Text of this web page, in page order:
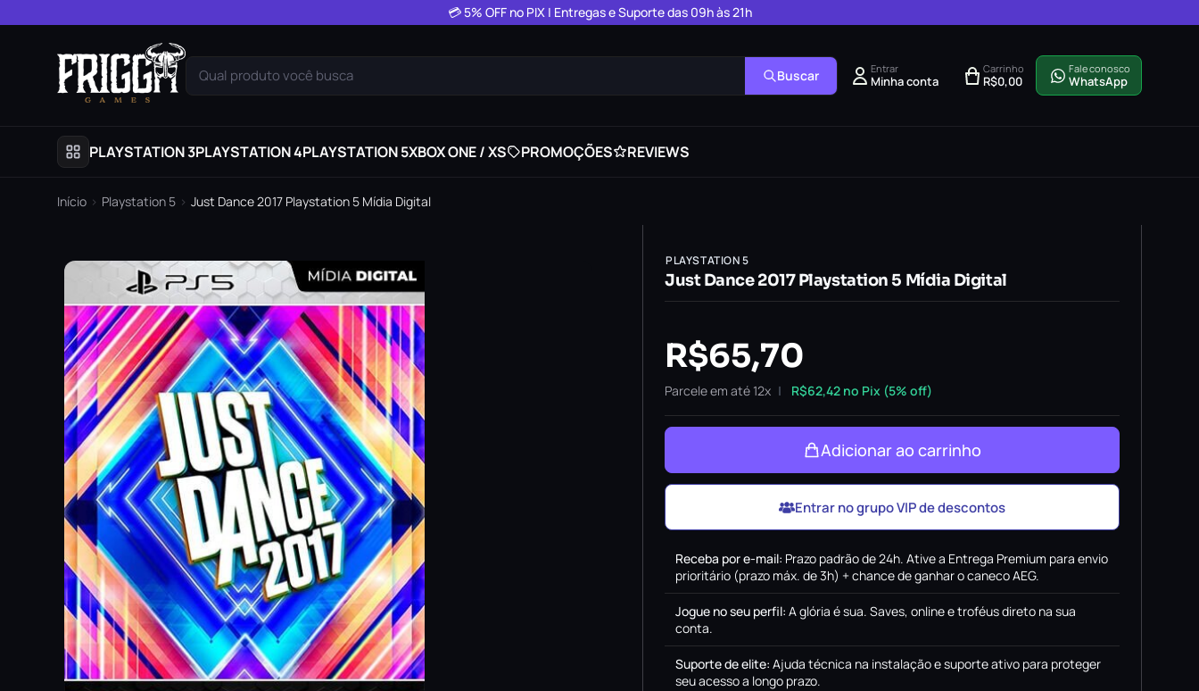
💳 5% OFF no PIX | Entregas e Suporte das 09h às 21h
Qual produto você busca Buscar Entrar
Minha conta
Carrinho
R$0,00
Fale conosco
WhatsApp
PLAYSTATION 3PLAYSTATION 4PLAYSTATION 5XBOX ONE / XS PROMOÇÕES REVIEWS
Início › Playstation 5 › Just Dance 2017 Playstation 5 Mídia Digital
PLAYSTATION 5
Just Dance 2017 Playstation 5 Mídia Digital
R$65,70
Parcele em até 12x R$62,42 no Pix (5% off)
Adicionar ao carrinho
Entrar no grupo VIP de descontos
Receba por e-mail: Prazo padrão de 24h. Ative a Entrega Premium para envio
prioritário (prazo máx. de 3h) + chance de ganhar o caneco AEG.
Jogue no seu perfil: A glória é sua. Saves, online e troféus direto na sua
conta.
Suporte de elite: Ajuda técnica na instalação e suporte ativo para proteger
seu acesso a longo prazo.